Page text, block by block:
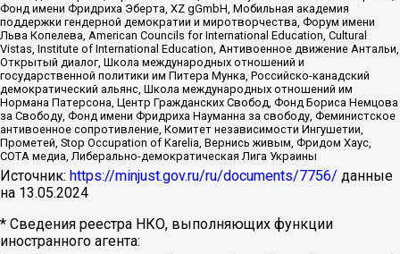
Фонд имени Фридриха Эберта, XZ gGmbH, Мобильная академия
поддержки гендерной демократии и миротворчества, Форум имени
Льва Копелева, American Councils for International Education, Cultural
Vistas, Institute of International Education, Антивоенное движение Антальи,
Открытый диалог, Школа международных отношений и
государственной политики им Питера Мунка, Российско-канадский
демократический альянс, Школа международных отношений им
Нормана Патерсона, Центр Гражданских Свобод, Фонд Бориса Немцова
за Свободу, Фонд имени Фридриха Науманна за свободу, Феминистское
антивоенное сопротивление, Комитет независимости Ингушетии,
Прометей, Stop Occupation of Karelia, Вернись живым, Фридом Хаус,
СОТА медиа, Либерально-демократическая Лига Украины
Источник: https://minjust.gov.ru/ru/documents/7756/ данные
на 13.05.2024
* Сведения реестра НКО, выполняющих функции
иностранного агента: